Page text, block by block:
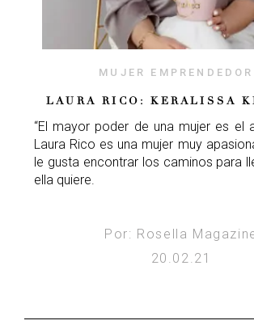
MUJER
LAURA RICO: KERALISSA
“El mayor poder de una mujer es el
Laura Rico es una mujer muy
le gusta encontrar los caminos para
ella quiere.
Por: Rosella
20.02.21